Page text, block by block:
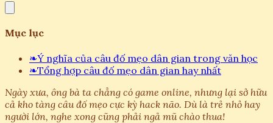
Mục lục
❧Ý nghĩa của câu đố mẹo dân gian trong văn học
❧Tổng hợp câu đố mẹo dân gian hay nhất
Ngày xưa, ông bà ta chẳng có game online, nhưng lại sở hữu
cả kho tàng câu đố mẹo cực kỳ hack não. Dù là trẻ nhỏ hay
người lớn, nghe xong cũng phải ngả mũ chào thua!